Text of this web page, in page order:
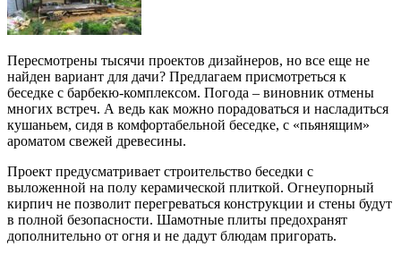
Пересмотрены тысячи проектов дизайнеров, но все еще не
найден вариант для дачи? Предлагаем присмотреться к
беседке с барбекю-комплексом. Погода – виновник отмены
многих встреч. А ведь как можно порадоваться и насладиться
кушаньем, сидя в комфортабельной беседке, с «пьянящим»
ароматом свежей древесины.
Проект предусматривает строительство беседки с
выложенной на полу керамической плиткой. Огнеупорный
кирпич не позволит перегреваться конструкции и стены будут
в полной безопасности. Шамотные плиты предохранят
дополнительно от огня и не дадут блюдам пригорать.